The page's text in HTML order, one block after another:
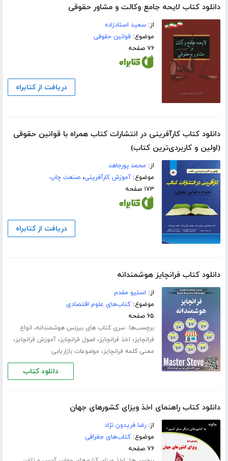
دانلود کتاب لایحه جامع وکالت و مشاور حقوقی
از:سعید استادزاده
موضوع:قوانین حقوقی
۷۶ صفحه
دریافت از کتابراه
دانلود کتاب کارآفرینی در انتشارات کتاب همراه با قوانین حقوقی
(اولین و کاربردی‌ترین کتاب)
از: محمد پورجاهد
موضوع:آموزش کارآفرینی،صنعت چاپ
۱۷۳ صفحه
دریافت از کتابراه
دانلود کتاب فرانچایز هوشمندانه
از: استیو مقدم
موضوع:کتاب‌های علوم اقتصادی
۶۵ صفحه
برچسب‌ها: سری کتاب های بیزنس هوشمندانه، انواع
فرانچایز، اخذ فرانچایز، اصول فرانچایز،آموزش فرانچایز،
معنی کلمه فرانچایز، موضوعات بازاریابی
دانلود کتاب
دانلود کتاب راهنمای اخذ ویزای کشورهای جهان
از:رضا فریدون نژاد
موضوع:کتاب‌های جغرافی
۷۶ صفحه